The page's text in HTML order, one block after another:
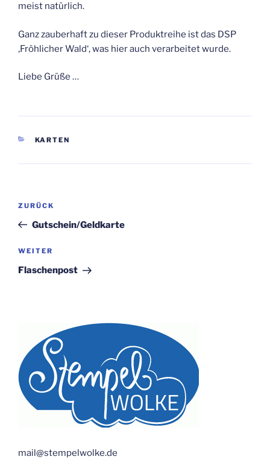
meist natürlich.
Ganz zauberhaft zu dieser Produktreihe ist das DSP
‚Fröhlicher Wald‘, was hier auch verarbeitet wurde.
Liebe Grüße …
KATEGORIEN
KARTEN
Beitragsnavigation
Vorheriger
Beitrag
ZURÜCK
Gutschein/Geldkarte
Nächster
Beitrag
WEITER
Flaschenpost
mail@stempelwolke.de